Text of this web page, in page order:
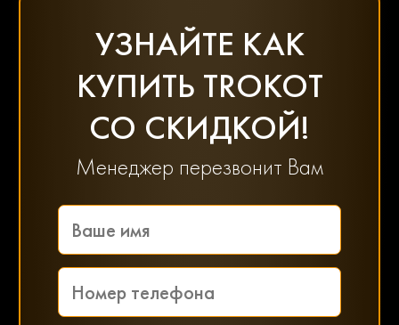
УЗНАЙТЕ КАК
КУПИТЬ TROKOT
СО СКИДКОЙ!
Менеджер перезвонит Вам